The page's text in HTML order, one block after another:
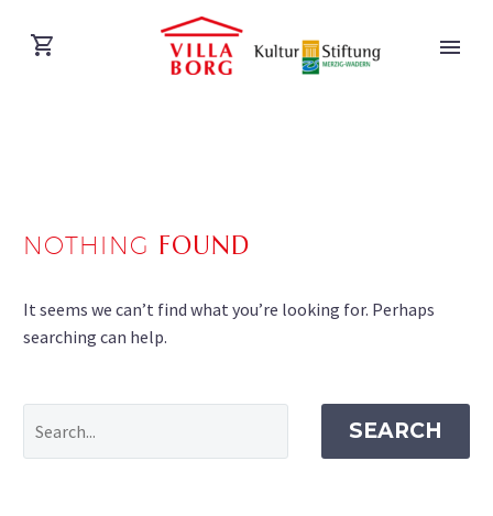
NOTHING FOUND
It seems we can’t find what you’re looking for. Perhaps
searching can help.
SEARCH